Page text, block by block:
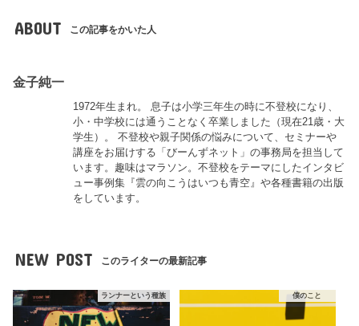
ABOUT この記事をかいた人
金子純一
1972年生まれ。 息子は小学三年生の時に不登校になり、
小・中学校には通うことなく卒業しました（現在21歳・大
学生）。 不登校や親子関係の悩みについて、セミナーや
講座をお届けする「びーんずネット」の事務局を担当して
います。趣味はマラソン。不登校をテーマにしたインタビ
ュー事例集『雲の向こうはいつも青空』や各種書籍の出版
をしています。
NEW POST このライターの最新記事
ランナーという種族 僕のこと